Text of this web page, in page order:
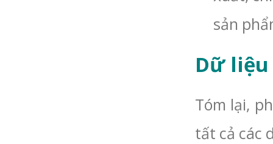
sản
Dữ liệu
Tóm lại,
tất cả các